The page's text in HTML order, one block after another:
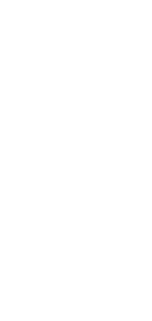
La Consejería
Especial de
querido
vistas al
donaciones, de
abastecimiento
Esta
«incrementar el
fabrica y las
En esta